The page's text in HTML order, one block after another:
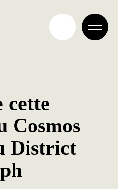
cette
Cosmos
District